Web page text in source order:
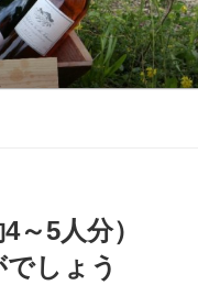
5人分）
しょう